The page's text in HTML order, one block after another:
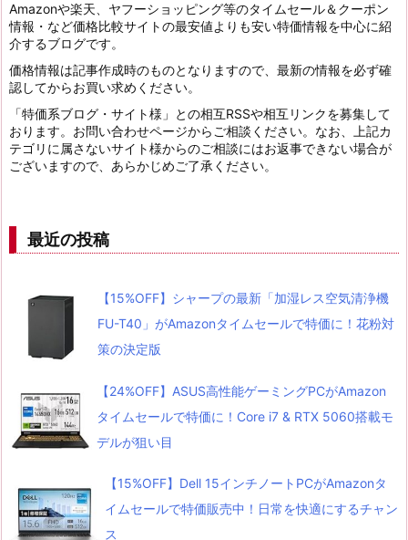
Amazonや楽天、ヤフーショッピング等のタイムセール＆クーポン
情報・など価格比較サイトの最安値よりも安い特価情報を中心に紹
介するブログです。
価格情報は記事作成時のものとなりますので、最新の情報を必ず確
認してからお買い求めください。
「特価系ブログ・サイト様」との相互RSSや相互リンクを募集して
おります。お問い合わせページからご相談ください。なお、上記カ
テゴリに属さないサイト様からのご相談にはお返事できない場合が
ございますので、あらかじめご了承ください。
最近の投稿
【15%OFF】シャープの最新「加湿レス空気清浄機
FU-T40」がAmazonタイムセールで特価に！花粉対
策の決定版
【24%OFF】ASUS高性能ゲーミングPCがAmazon
タイムセールで特価に！Core i7 & RTX 5060搭載モ
デルが狙い目
【15%OFF】Dell 15インチノートPCがAmazonタ
イムセールで特価販売中！日常を快適にするチャン
ス